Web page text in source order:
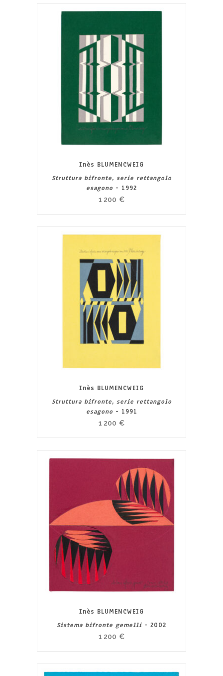
Inès BLUMENCWEIG
Struttura bifronte, serie rettangolo
esagono - 1992
1 200 €
Inès BLUMENCWEIG
Struttura bifronte, serie rettangolo
esagono- 1991
1 200 €
Inès BLUMENCWEIG
Sistema bifronte gemelli - 2002
1 200 €